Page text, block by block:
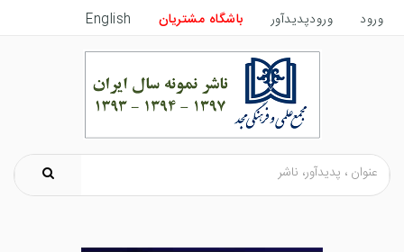
ورود ورودپدیدآور باشگاه مشتریان English